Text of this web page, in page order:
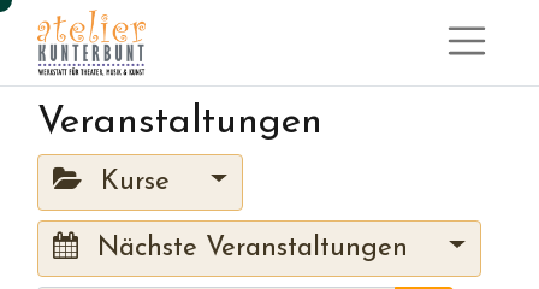
Veranstaltungen
Kurse
Nächste Veranstaltungen